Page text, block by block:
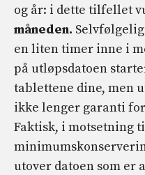
og år: i dette tilfellet
måneden.
en liten timer inne i
på utløpsdatoen
tablettene dine, men
ikke lenger garanti
Faktisk, i motsetning
utover datoen som er